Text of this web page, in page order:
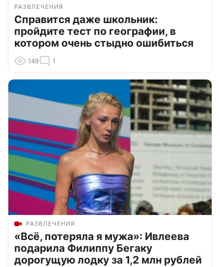
РАЗВЛЕЧЕНИЯ
Справится даже школьник:
пройдите тест по географии, в
котором очень стыдно ошибиться
149 1
РАЗВЛЕЧЕНИЯ
«Всё, потеряла я мужа»: Ивлеева
подарила Филиппу Бегаку
дорогущую лодку за 1,2 млн рублей